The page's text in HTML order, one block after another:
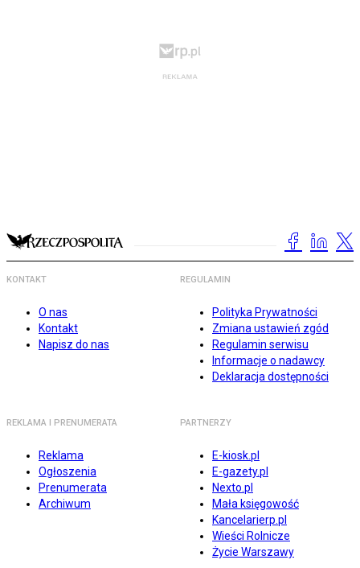
KONTAKT
O nas
Kontakt
Napisz do nas
REGULAMIN
Polityka Prywatności
Zmiana ustawień zgód
Regulamin serwisu
Informacje o nadawcy
Deklaracja dostępności
REKLAMA I PRENUMERATA
Reklama
Ogłoszenia
Prenumerata
Archiwum
PARTNERZY
E-kiosk.pl
E-gazety.pl
Nexto.pl
Mała księgowość
Kancelarierp.pl
Wieści Rolnicze
Życie Warszawy